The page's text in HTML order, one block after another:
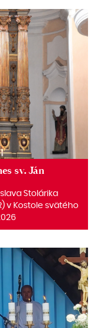
sv. Ján
Stolárika
v Kostole svätého